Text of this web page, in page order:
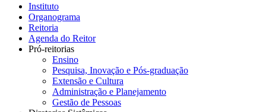
Instituto
Organograma
Reitoria
Agenda do Reitor
Pró-reitorias
Ensino
Pesquisa, Inovação e Pós-graduação
Extensão e Cultura
Administração e Planejamento
Gestão de Pessoas